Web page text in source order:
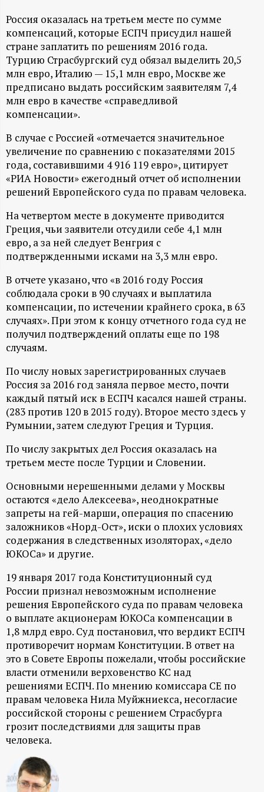
Н
-
и
н
ф
о
р
м
а
ц
и
о
н
н
ы
й
п
о
р
а
л
Россия оказалась на третьем месте по сумме
компенсаций, которые ЕСПЧ присудил нашей
стране заплатить по решениям 2016 года.
Турцию Страсбургский суд обязал выделить 20,5
млн евро, Италию — 15,1 млн евро, Москве же
предписано выдать российским заявителям 7,4
млн евро в качестве «справедливой
компенсации».
В случае с Россией «отмечается значительное
увеличение по сравнению с показателями 2015
года, составившими 4 916 119 евро», цитирует
«РИА Новости» ежегодный отчет об исполнении
решений Европейского суда по правам человека.
На четвертом месте в документе приводится
Греция, чьи заявители отсудили себе 4,1 млн
евро, а за ней следует Венгрия с
подтвержденными исками на 3,3 млн евро.
В отчете указано, что «в 2016 году Россия
соблюдала сроки в 90 случаях и выплатила
компенсации, по истечении крайнего срока, в 63
случаях». При этом к концу отчетного года суд не
получил подтверждений оплаты еще по 198
случаям.
По числу новых зарегистрированных случаев
Россия за 2016 год заняла первое место, почти
каждый пятый иск в ЕСПЧ касался нашей страны.
(283 против 120 в 2015 году). Второе место здесь у
Румынии, затем следуют Греция и Турция.
По числу закрытых дел Россия оказалась на
третьем месте после Турции и Словении.
Основными нерешенными делами у Москвы
остаются «дело Алексеева», неоднократные
запреты на гей-марши, операция по спасению
заложников «Норд-Ост», иски о плохих условиях
содержания в следственных изоляторах, «дело
ЮКОСа» и другие.
19 января 2017 года Конституционный суд
России признал невозможным исполнение
решения Европейского суда по правам человека
о выплате акционерам ЮКОСа компенсации в
1,8 млрд евро. Суд постановил, что вердикт ЕСПЧ
противоречит нормам Конституции. В ответ на
это в Совете Европы пожелали, чтобы российские
власти отменили верховенство КС над
решениями ЕСПЧ. По мнению комиссара СЕ по
правам человека Нила Муйжниекса, несогласие
российской стороны с решением Страсбурга
грозит последствиями для защиты прав
человека.